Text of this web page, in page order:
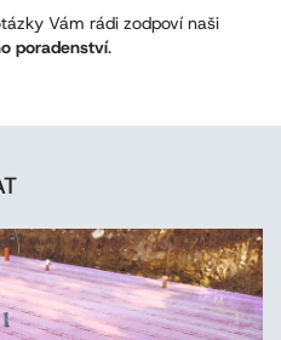
Vám rádi zodpoví naši
poradenství.